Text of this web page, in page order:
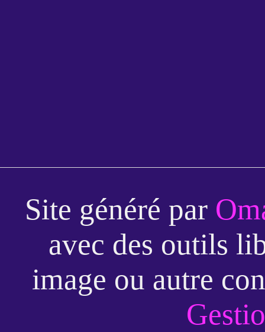
Site généré par
avec des outils
image ou autre